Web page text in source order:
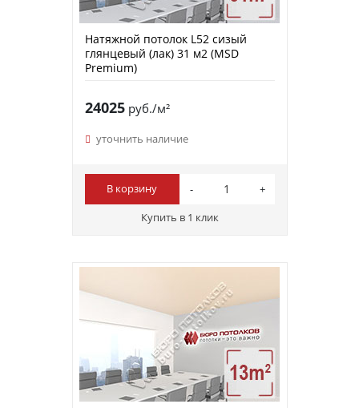
Натяжной потолок L52 сизый
глянцевый (лак) 31 м2 (MSD
Premium)
24025руб./м²
уточнить наличие
В корзину
Купить в 1 клик